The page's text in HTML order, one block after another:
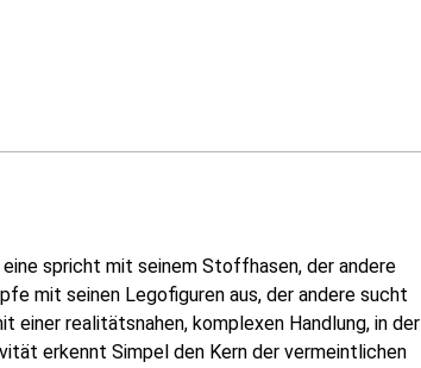
spricht mit seinem Stoffhasen, der andere
mit seinen Legofiguren aus, der andere sucht
einer realitätsnahen, komplexen Handlung, in der
erkennt Simpel den Kern der vermeintlichen